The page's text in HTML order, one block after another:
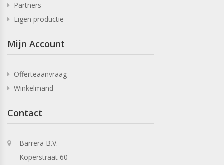
Partners
Eigen productie
Mijn Account
Offerteaanvraag
Winkelmand
Contact
Barrera B.V.
Koperstraat 60